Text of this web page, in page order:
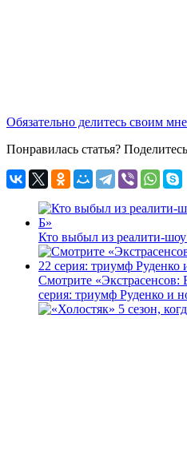
Обязательно делитесь своим
Понравилась статья?
Кто выбыл из реалити-
Смотрите «Экстрасенсов:
серия: триумф Руденко и